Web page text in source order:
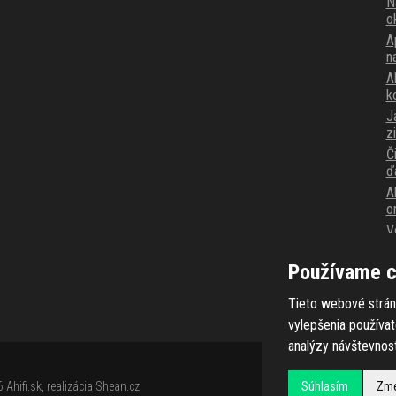
Ahifi.sk , realizácia Shean.cz
Používame
Tieto webové
vylepšenia
analýzy
Súhlasím